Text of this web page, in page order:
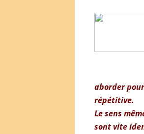
aborder
répétitive.
Le sens
sont vite